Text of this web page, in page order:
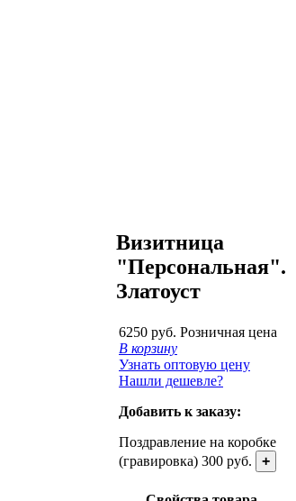
Визитница
"Персональная".
Златоуст
6250 руб. Розничная цена
В корзину
Узнать оптовую цену
Нашли дешевле?
Добавить к заказу:
Поздравление на коробке
(гравировка) 300 руб.
+